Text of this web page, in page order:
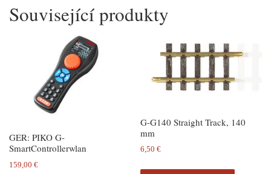
Související produkty
GER: PIKO G-
SmartControllerwlan
159,00 €
G-G140 Straight Track, 140
mm
6,50€